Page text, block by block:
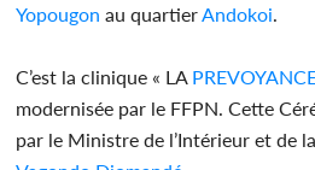
Yopougon au quartier Andokoi
C’est la clinique « LA
modernisée par le FFPN. Cette
par le Ministre de l’Intérieur et de